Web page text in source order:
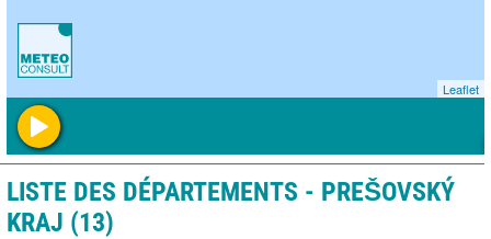
Leaflet
LISTE DES DÉPARTEMENTS - PREŠOVSKÝ
KRAJ (13)